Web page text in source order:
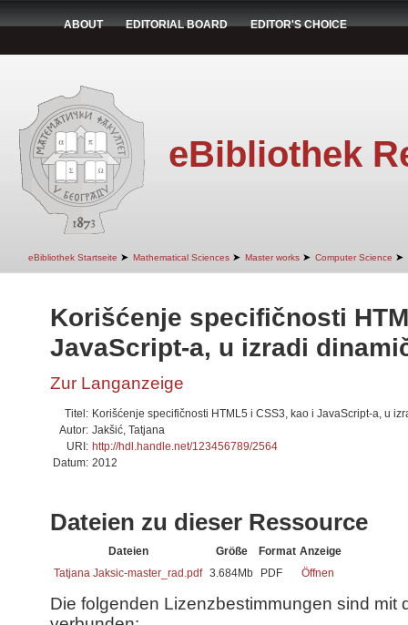
ABOUT EDITORIAL BOARD EDITOR'S CHOICE
eBibliothek
eBibliothek Startseite ➤ Mathematical Sciences ➤ Master works ➤ Computer Science ➤
Korišćenje specifičnosti
JavaScript-a, u izradi
Zur Langanzeige
Titel: Korišćenje specifičnosti HTML5 i CSS3, kao i JavaScript-a, u
Autor: Jakšić, Tatjana
URI: http://hdl.handle.net/123456789/2564
Datum: 2012
Dateien zu dieser Ressource
Dateien Größe Format Anzeige
Tatjana Jaksic-master_rad.pdf 3.684Mb PDF Öffnen
Die folgenden Lizenzbestimmungen sind mit